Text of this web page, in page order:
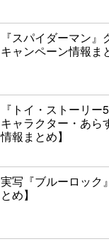
『スパイダーマン』
キャンペーン情報ま
『トイ・ストーリー
キャラクター・あら
情報まとめ】
実写『ブルーロック
とめ】